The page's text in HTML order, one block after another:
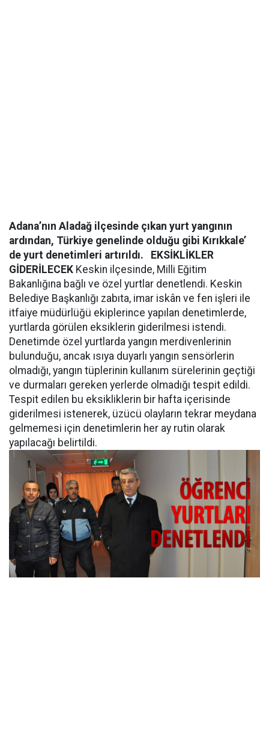
Adana’nın Aladağ ilçesinde çıkan yurt yangının
ardından, Türkiye genelinde olduğu gibi Kırıkkale’
de yurt denetimleri artırıldı.
EKSİKLİKLER
GİDERİLECEK Keskin ilçesinde, Milli Eğitim
Bakanlığına bağlı ve özel yurtlar denetlendi. Keskin
Belediye Başkanlığı zabıta, imar iskân ve fen işleri ile
itfaiye müdürlüğü ekiplerince yapılan denetimlerde,
yurtlarda görülen eksiklerin giderilmesi istendi.
Denetimde özel yurtlarda yangın merdivenlerinin
bulunduğu, ancak ısıya duyarlı yangın sensörlerin
olmadığı, yangın tüplerinin kullanım sürelerinin geçtiği
ve durmaları gereken yerlerde olmadığı tespit edildi.
Tespit edilen bu eksikliklerin bir hafta içerisinde
giderilmesi istenerek, üzücü olayların tekrar meydana
gelmemesi için denetimlerin her ay rutin olarak
yapılacağı belirtildi.